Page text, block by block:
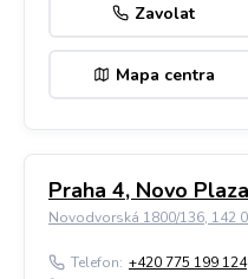
Zavolat
Mapa centra
Praha 4, Novo Plaza
Novodvorská 1800/136, 142
Telefon: +420 775 199 124